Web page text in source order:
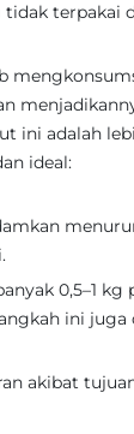
ini adalah
ideal:
0,5–1
ini juga
akibat